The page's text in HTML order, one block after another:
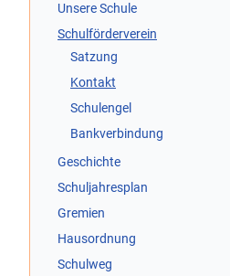
Unsere Schule
Schulförderverein
Satzung
Kontakt
Schulengel
Bankverbindung
Geschichte
Schuljahresplan
Gremien
Hausordnung
Schulweg